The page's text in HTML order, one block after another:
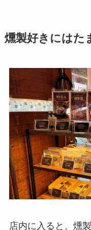
燻製好きにはた
店内に入ると、燻